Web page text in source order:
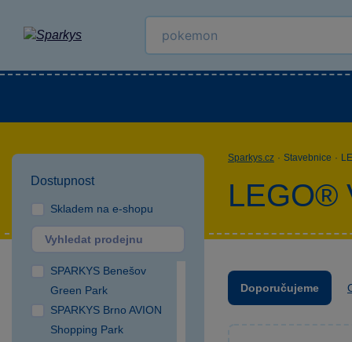
Dostupnost
Skladem na e-shopu
SPARKYS Benešov
Green Park
SPARKYS Brno AVION
Shopping Park
Sparkys.cz · Stavebnice ·
LEGO®
Doporučujeme